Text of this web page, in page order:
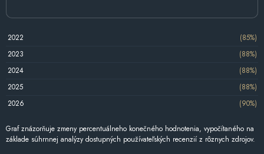
2022
(85%)
2023
(88%)
2024
(88%)
2025
(88%)
2026
(90%)
Graf znázorňuje zmeny percentuálneho konečného hodnotenia, vypočítaného na
základe súhrnnej analýzy dostupných používateľských recenzií z rôznych zdrojov.